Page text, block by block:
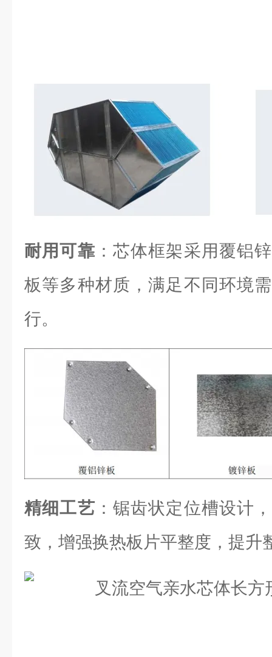
耐用可靠 ：芯体框架采用覆铝
板等多种材质，满足不同环境
行。
精细工艺 ：锯齿状定位槽设计
致，增强换热板片平整度，提升